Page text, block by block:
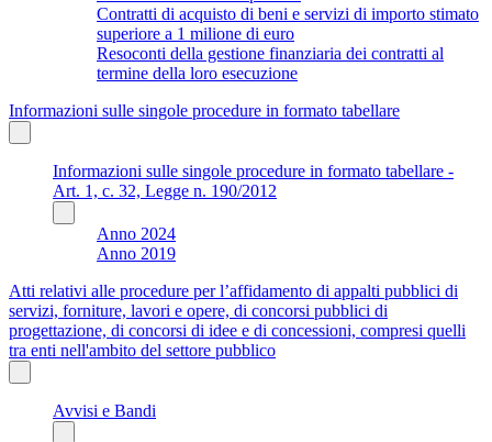
Contratti di acquisto di beni e servizi di importo stimato
superiore a 1 milione di euro
Resoconti della gestione finanziaria dei contratti al
termine della loro esecuzione
Informazioni sulle singole procedure in formato tabellare
Informazioni sulle singole procedure in formato tabellare -
Art. 1, c. 32, Legge n. 190/2012
Anno 2024
Anno 2019
Atti relativi alle procedure per l’affidamento di appalti pubblici di
servizi, forniture, lavori e opere, di concorsi pubblici di
progettazione, di concorsi di idee e di concessioni, compresi quelli
tra enti nell'ambito del settore pubblico
Avvisi e Bandi